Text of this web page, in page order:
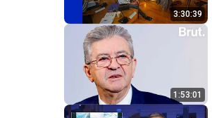
3:30:39
1:53:01